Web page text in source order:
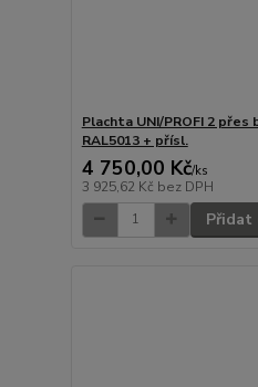
Plachta UNI/PROFI 2
RAL5013 + přísl.
4 750,00 Kč/ks
3 925,62 Kč bez DPH
Přidat